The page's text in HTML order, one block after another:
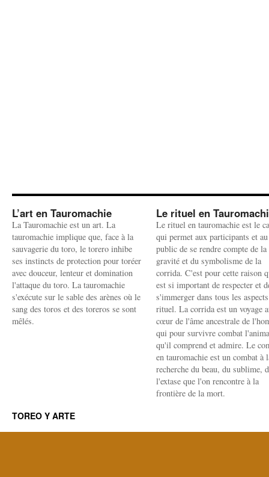
L’art en Tauromachie
La Tauromachie est un art. La
tauromachie implique que, face à la
sauvagerie du toro, le torero inhibe
ses instincts de protection pour toréer
avec douceur, lenteur et domination
l'attaque du toro. La tauromachie
s'exécute sur le sable des arènes où le
sang des toros et des toreros se sont
mêlés.
Le rituel en
Le rituel en tauromachie est le
qui permet aux participants et au
public de se rendre compte de la
gravité et du symbolisme de la
corrida. C'est pour cette raison
est si important de respecter et
s'immerger dans tous les
rituel. La corrida est un voyage
cœur de l'âme ancestrale de
qui pour survivre combat
qu'il comprend et admire. Le
en tauromachie est un combat à
recherche du beau, du sublime,
l'extase que l'on rencontre à la
frontière de la mort.
TOREO Y ARTE